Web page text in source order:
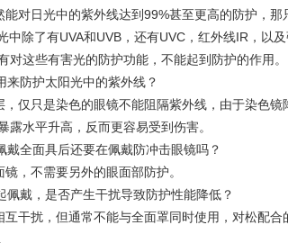
对日光中的紫外线达到99%甚至更高的防护，那
中除了有UVA和UVB，还有UVC，红外线IR，以
对这些有害光的防护功能，不能起到防护的作用。
防护太阳光中的紫外线？
仅只是染色的眼镜不能阻隔紫外线，由于染色镜
露水平升高，反而更容易受到伤害。
全面具后还要在佩戴防冲击眼镜吗？
，不需要另外的眼面部防护。
戴，是否产生干扰导致防护性能降低？
干扰，但通常不能与全面罩同时使用，对松配合